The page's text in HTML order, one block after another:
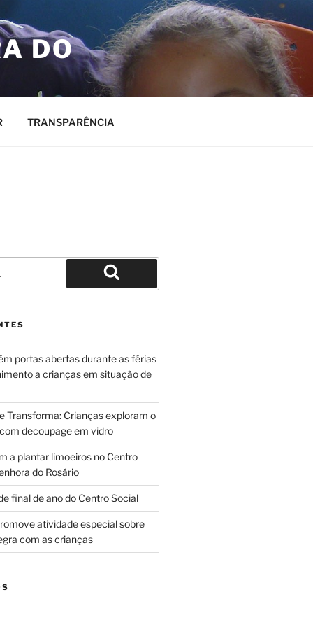
DO
TRANSPARÊNCIA
Pesquisar
portas abertas durante as férias
a crianças em situação de
Transforma: Crianças exploram o
decoupage em vidro
a plantar limoeiros no Centro
do Rosário
final de ano do Centro Social
atividade especial sobre
com as crianças